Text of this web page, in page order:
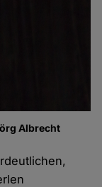
Albrecht